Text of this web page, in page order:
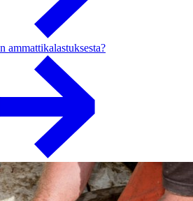
ammattikalastuksesta?